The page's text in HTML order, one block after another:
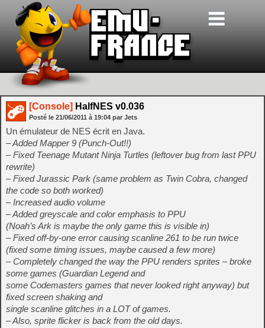
[Console] HalfNES v0.036
Posté le 21/06/2011 à 19:04 par Jets
Un émulateur de NES écrit en Java.
– Added Mapper 9 (Punch-Out!!)
– Fixed Teenage Mutant Ninja Turtles (leftover bug from last PPU
rewrite)
– Fixed Jurassic Park (same problem as Twin Cobra, changed
the code so both worked)
– Increased audio volume
– Added greyscale and color emphasis to PPU
(Noah’s Ark is maybe the only game this is visible in)
– Fixed off-by-one error causing scanline 261 to be run twice
(fixed some timing issues, maybe caused a few more)
– Completely changed the way the PPU renders sprites – broke
some games (Guardian Legend and
some Codemasters games that never looked right anyway) but
fixed screen shaking and
single scanline glitches in a LOT of games.
– Also, sprite flicker is back from the old days.